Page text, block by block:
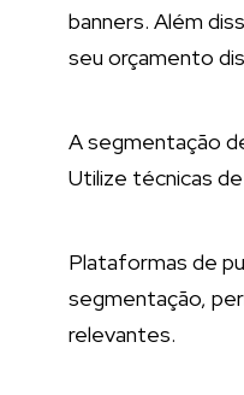
banners. Além
seu orçamento
A segmentação
Utilize técnicas
Plataformas de
segmentação,
relevantes.